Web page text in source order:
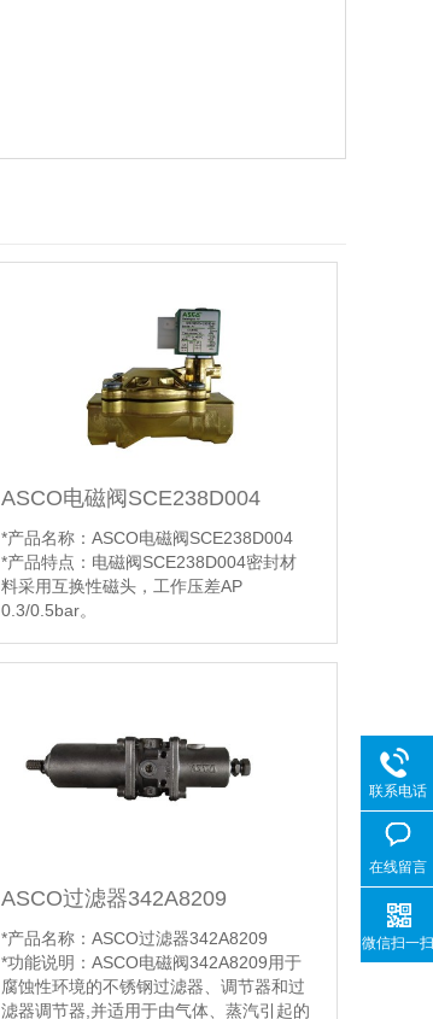
ASCO电磁阀SCE238D004
*产品名称：ASCO电磁阀SCE238D004
*产品特点：电磁阀SCE238D004密封材
料采用互换性磁头，工作压差AP
0.3/0.5bar。
通阀适用于水，空气和惰性气体等气体/液
【详情】
ASCO过滤器342A8209
*产品名称：ASCO过滤器342A8209
*功能说明：ASCO电磁阀342A8209用于
腐蚀性环境的不锈钢过滤器、调节器和过
滤器调节器,并适用于由气体、蒸汽引起的
联系电话
在线留言
微信扫一扫